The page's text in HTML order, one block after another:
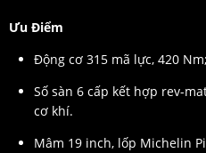
Ưu Điểm
Động cơ 315 mã lực, 420
Số sàn 6 cấp kết hợp rev-
cơ khí.
Mâm 19 inch, lốp Michelin